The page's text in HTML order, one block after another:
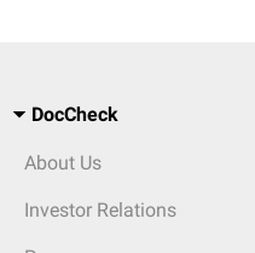
DocCheck
About Us
Investor Relations